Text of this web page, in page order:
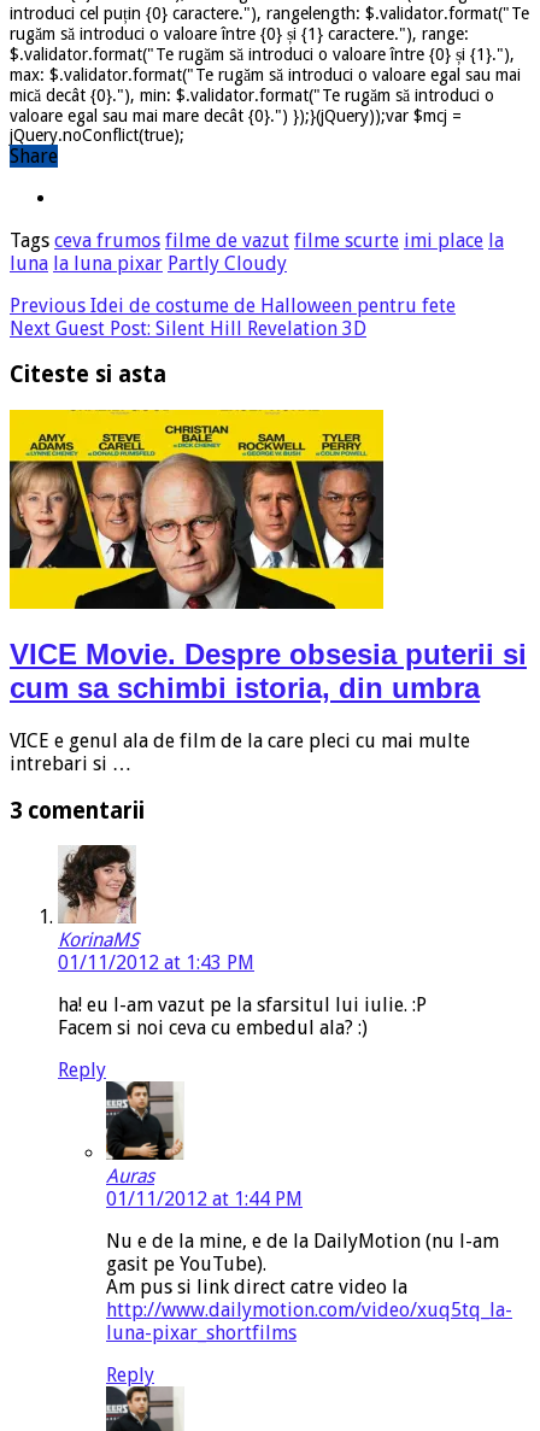
introduci cel puțin {0} caractere."), rangelength: $.validator.format("Te
rugăm să introduci o valoare între {0} și {1} caractere."), range:
$.validator.format("Te rugăm să introduci o valoare între {0} și {1}."),
max: $.validator.format("Te rugăm să introduci o valoare egal sau mai
mică decât {0}."), min: $.validator.format("Te rugăm să introduci o
valoare egal sau mai mare decât {0}.") });}(jQuery));var $mcj =
jQuery.noConflict(true);
Share
Tags ceva frumos filme de vazut filme scurte imi place la
luna la luna pixar Partly Cloudy
Previous Idei de costume de Halloween pentru fete
Next Guest Post: Silent Hill Revelation 3D
Citeste si asta
VICE Movie. Despre obsesia puterii si
cum sa schimbi istoria, din umbra
VICE e genul ala de film de la care pleci cu mai multe
intrebari si …
3 comentarii
KorinaMS
01/11/2012 at 1:43 PM
ha! eu l-am vazut pe la sfarsitul lui iulie. :P
Facem si noi ceva cu embedul ala? :)
Reply
Auras
01/11/2012 at 1:44 PM
Nu e de la mine, e de la DailyMotion (nu l-am
gasit pe YouTube).
Am pus si link direct catre video la
http://www.dailymotion.com/video/xuq5tq_la-
luna-pixar_shortfilms
Reply